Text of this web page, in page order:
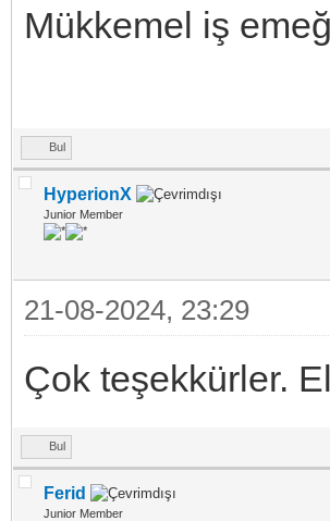
Mükkemel iş
Bul
HyperionX
Junior Member
21-08-2024, 23:29
Çok teşekkürler.
Bul
Ferid
Junior Member